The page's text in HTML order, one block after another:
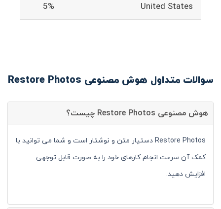
United States
5%
سوالات متداول هوش مصنوعی Restore Photos
هوش مصنوعی Restore Photos چیست؟
Restore Photos دستیار متن و نوشتار است و شما می توانید با
کمک آن سرعت انجام کارهای خود را به صورت قابل توجهی
افزایش دهید.